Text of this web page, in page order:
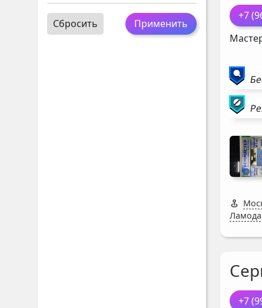
Применить
Сбросить
+7
+7